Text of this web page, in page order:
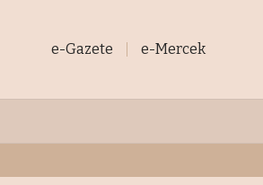
e-Gazete e-Mercek